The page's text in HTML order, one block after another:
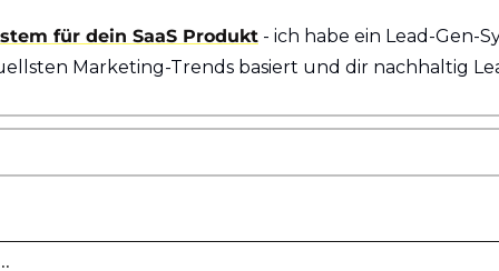
für dein SaaS Produkt - ich habe ein Lead-Gen-
Marketing-Trends basiert und dir nachhaltig